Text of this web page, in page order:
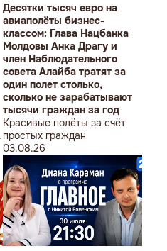
Десятки тысяч евро на
авиаполёты бизнес-
классом: Глава Нацбанка
Молдовы Анка Драгу и
член Наблюдательного
совета Алайба тратят за
один полет столько,
сколько не зарабатывают
тысячи граждан за год
Красивые полёты за счёт
простых граждан
03.08.26